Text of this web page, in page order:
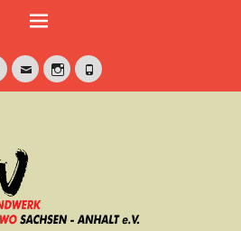
E-
InstagramTelefon